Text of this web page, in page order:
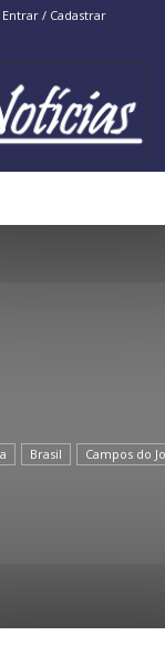
Entrar / Cadastrar
Noticias
Brasil Campos do